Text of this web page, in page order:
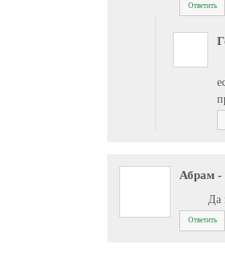
Ответить
Абрам -
Да
Ответить